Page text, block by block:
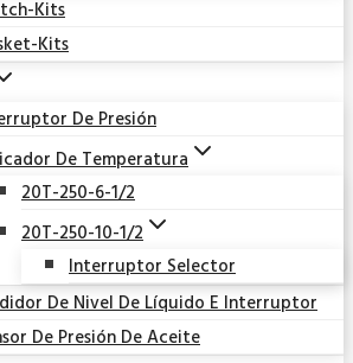
Kits
Kits
De Presión
De Temperatura
20T-250-6-1/2
20T-250-10-1/2
Interruptor Selector
De Nivel De Líquido E Interruptor
De Presión De Aceite